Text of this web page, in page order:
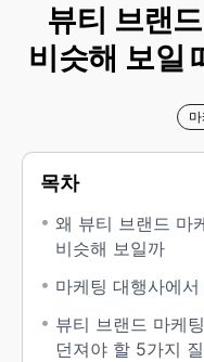
뷰티 브랜
비슷해 보일
목차
왜 뷰티 브랜드 마
비슷해 보일까
마케팅 대행사에
뷰티 브랜드 마케
던져야 할 5가지